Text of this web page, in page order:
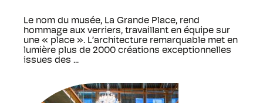
Le nom du musée, La Grande Place, rend
hommage aux verriers, travaillant en équipe sur
une « place ». L’architecture remarquable met en
lumière plus de 2000 créations exceptionnelles
issues des ...